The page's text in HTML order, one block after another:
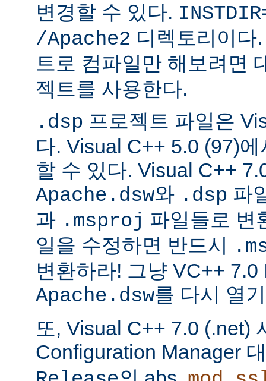
변경할 수 있다.
/Apache2 디렉토리이다
트로 컴파일만 해보려면
젝트를 사용한다.
.dsp 프로젝트 파일은
다. Visual C++ 5.0 (97)
할 수 있다. Visual C++
Apache.dsw와 .dsp 파
과 .msproj 파일들로 변
일을 수정하면 반드시
변환하라! 그냥 VC++ 7.0
Apache.dsw를 다시 열
또, Visual C++ 7.0 (.net)
Configuration Manager